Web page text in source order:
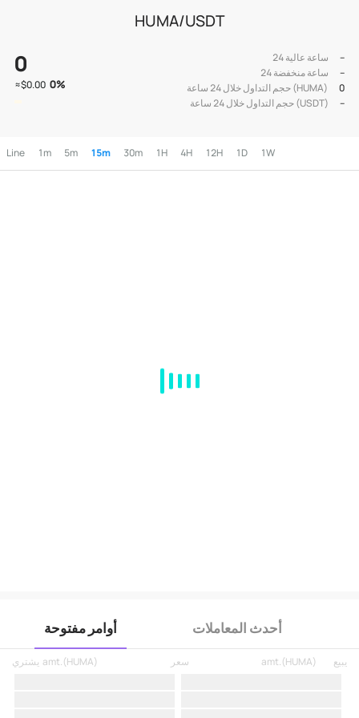
HUMA/USDT
0
≈$0.00 0%
24 ساعة عالية
--
24 ساعة منخفضة
--
حجم التداول خلال 24 ساعة (HUMA)
0
حجم التداول خلال 24 ساعة (USDT)
--
Line 1m 5m 15m 30m 1H 4H 12H 1D 1W
أوامر مفتوحة أحدث المعاملات
يشتري amt.(HUMA) سعر يبيع amt.(HUMA)